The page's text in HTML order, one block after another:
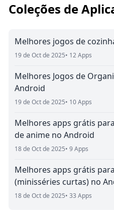
Coleções de
Melhores jogos de
19 de Oct de 2025• 12 Apps
Melhores Jogos de
Android
19 de Oct de 2025• 10 Apps
Melhores apps grátis
de anime no Android
18 de Oct de 2025• 9 Apps
Melhores apps grátis
(minisséries curtas) no
18 de Oct de 2025• 33 Apps